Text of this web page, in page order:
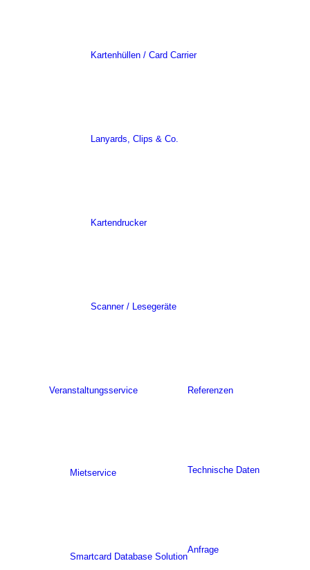
Kartenhüllen / Card Carrier
Lanyards, Clips & Co.
Kartendrucker
Scanner / Lesegeräte
Veranstaltungsservice
Mietservice
Smartcard Database Solution
Referenzen
Technische Daten
Anfrage